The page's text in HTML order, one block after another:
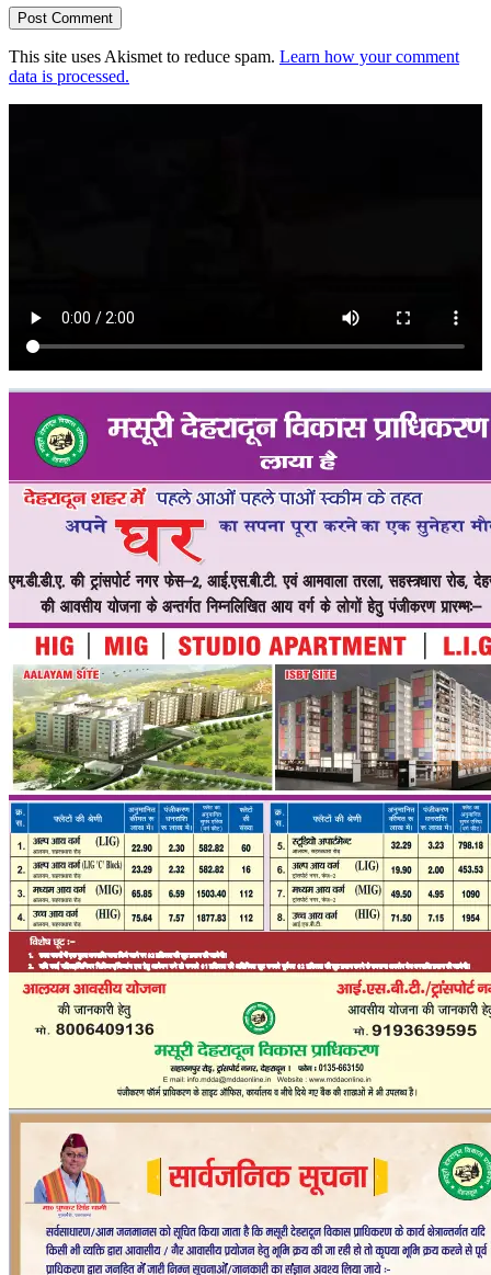
This site uses Akismet to reduce spam. Learn how your comment
data is processed.